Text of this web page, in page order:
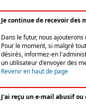
Je continue de recevoir des
Dans le futur, nous
Pour le moment, si malgré
désirés, informez-en
un utilisateur d'envoyer des
Revenir en haut de page
J'ai reçu un e-mail abusif